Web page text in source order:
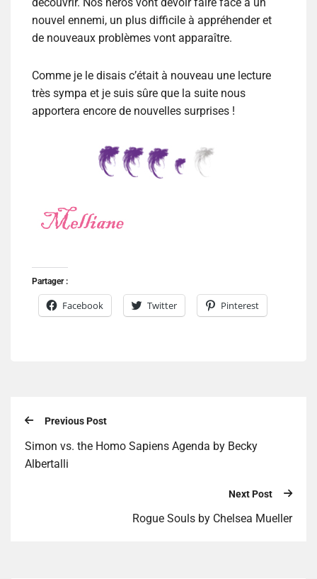
nouvel ennemi, un plus difficile à appréhender et
de nouveaux problèmes vont apparaître.
Comme je le disais c’était à nouveau une lecture
très sympa et je suis sûre que la suite nous
apportera encore de nouvelles surprises !
Partager :
Facebook Twitter Pinterest
Previous Post
Simon vs. the Homo Sapiens Agenda by Becky
Albertalli
Next Post
Rogue Souls by Chelsea Mueller